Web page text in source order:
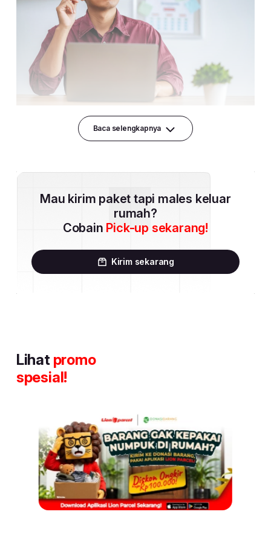
Baca selengkapnya
Mau kirim paket tapi males keluar
rumah?
Cobain Pick-up sekarang!
Kirim sekarang
Lihat promo
spesial!